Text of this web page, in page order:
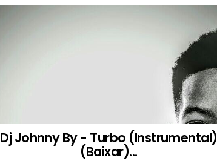
Dj Johnny By - Turbo (Instrumental)
(Baixar)...